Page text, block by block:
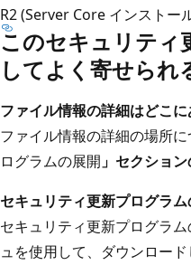
R2 (Server Core インストー
このセキュリティ
してよく寄せられ
ファイル情報の詳細はどこ
ファイル情報の詳細の場所
ログラムの展開 」セクショ
セキュリティ更新プログラ
セキュリティ更新プログラ
ュを使用して、ダウンロー